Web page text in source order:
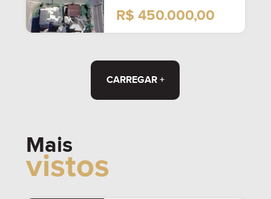
R$ 450.000,00
CARREGAR +
Mais
vistos